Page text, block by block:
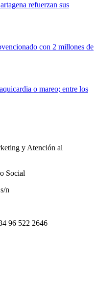
refuerzan sus
con 2 millones de
o mareo; entre los
y Atención al
Social
n
96 522 2646